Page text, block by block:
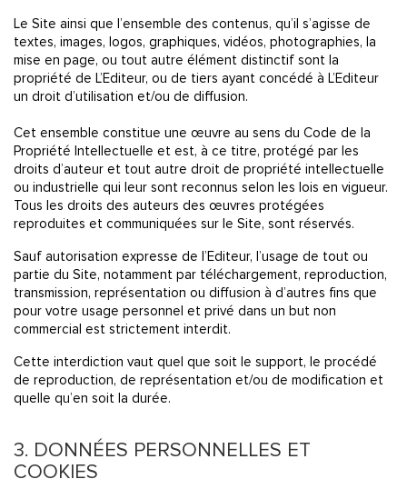
Le Site ainsi que l’ensemble des contenus, qu’il s’agisse de
textes, images, logos, graphiques, vidéos, photographies, la
mise en page, ou tout autre élément distinctif sont la
propriété de L’Editeur, ou de tiers ayant concédé à L’Editeur
un droit d’utilisation et/ou de diffusion.
Cet ensemble constitue une œuvre au sens du Code de la
Propriété Intellectuelle et est, à ce titre, protégé par les
droits d’auteur et tout autre droit de propriété intellectuelle
ou industrielle qui leur sont reconnus selon les lois en vigueur.
Tous les droits des auteurs des œuvres protégées
reproduites et communiquées sur le Site, sont réservés.
Sauf autorisation expresse de l’Editeur, l’usage de tout ou
partie du Site, notamment par téléchargement, reproduction,
transmission, représentation ou diffusion à d’autres fins que
pour votre usage personnel et privé dans un but non
commercial est strictement interdit.
Cette interdiction vaut quel que soit le support, le procédé
de reproduction, de représentation et/ou de modification et
quelle qu’en soit la durée.
3. DONNÉES PERSONNELLES ET
COOKIES